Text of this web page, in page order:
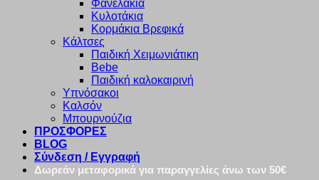
Φανελάκια
Κυλοτάκια
Κορμάκια Βρεφικά
Κάλτσες
Παιδική Χειμωνιάτικη
Bebe
Παιδική καλοκαιρινή
Υπνόσακοι
Καλσόν
Μπουρνούζια
ΠΡΟΣΦΟΡΕΣ
BLOG
Σύνδεση / Εγγραφή
Δωρεάν μεταφορικά για παραγγελίες άνω των 50€